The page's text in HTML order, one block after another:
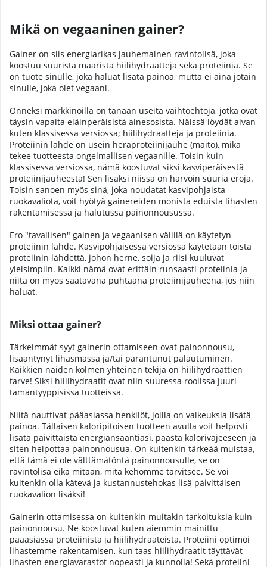
Mikä on vegaaninen gainer?
Gainer on siis energiarikas jauhemainen ravintolisä, joka
koostuu suurista määristä hiilihydraatteja sekä proteiinia. Se
on tuote sinulle, joka haluat lisätä painoa, mutta ei aina jotain
sinulle, joka olet vegaani.
Onneksi markkinoilla on tänään useita vaihtoehtoja, jotka ovat
täysin vapaita eläinperäisistä ainesosista. Näissä löydät aivan
kuten klassisessa versiossa; hiilihydraatteja ja proteiinia.
Proteiinin lähde on usein heraproteiinijauhe (maito), mikä
tekee tuotteesta ongelmallisen vegaanille. Toisin kuin
klassisessa versiossa, nämä koostuvat siksi kasviperäisestä
proteiinijauheesta! Sen lisäksi niissä on harvoin suuria eroja.
Toisin sanoen myös sinä, joka noudatat kasvipohjaista
ruokavaliota, voit hyötyä gainereiden monista eduista lihasten
rakentamisessa ja halutussa painonnousussa.
Ero "tavallisen" gainen ja vegaanisen välillä on käytetyn
proteiinin lähde. Kasvipohjaisessa versiossa käytetään toista
proteiinin lähdettä, johon herne, soija ja riisi kuuluvat
yleisimpiin. Kaikki nämä ovat erittäin runsaasti proteiinia ja
niitä on myös saatavana puhtaana proteiinijauheena, jos niin
haluat.
Miksi ottaa gainer?
Tärkeimmät syyt gainerin ottamiseen ovat painonnousu,
lisääntynyt lihasmassa ja/tai parantunut palautuminen.
Kaikkien näiden kolmen yhteinen tekijä on hiilihydraattien
tarve! Siksi hiilihydraatit ovat niin suuressa roolissa juuri
tämäntyyppisissä tuotteissa.
Niitä nauttivat pääasiassa henkilöt, joilla on vaikeuksia lisätä
painoa. Tällaisen kaloripitoisen tuotteen avulla voit helposti
lisätä päivittäistä energiansaantiasi, päästä kalorivajeeseen ja
siten helpottaa painonnousua. On kuitenkin tärkeää muistaa,
että tämä ei ole välttämätöntä painonnousulle, se on
ravintolisä eikä mitään, mitä kehomme tarvitsee. Se voi
kuitenkin olla kätevä ja kustannustehokas lisä päivittäisen
ruokavalion lisäksi!
Gainerin ottamisessa on kuitenkin muitakin tarkoituksia kuin
painonnousu. Ne koostuvat kuten aiemmin mainittu
pääasiassa proteiinista ja hiilihydraateista. Proteiini optimoi
lihastemme rakentamisen, kun taas hiilihydraatit täyttävät
lihasten energiavarastot nopeasti ja kunnolla! Sekä proteiini